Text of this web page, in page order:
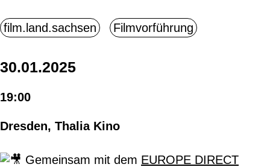
30.01.2025
19:00
Dresden, Thalia Kino
Gemeinsam mit dem EUROPE DIRECT